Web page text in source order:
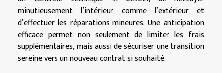
minutieusement l’intérieur comme l’extérieur et
d’effectuer les réparations mineures. Une anticipation
efficace permet non seulement de limiter les frais
supplémentaires, mais aussi de sécuriser une transition
sereine vers un nouveau contrat si souhaité.